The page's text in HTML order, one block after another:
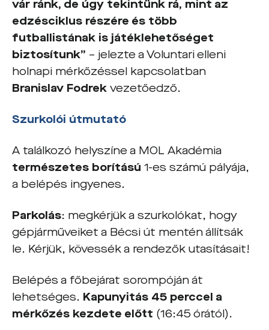
vár ránk, de úgy tekintünk rá, mint az
edzésciklus részére és több
futballistának is játéklehetőséget
biztosítunk” – jelezte a Voluntari elleni
holnapi mérkőzéssel kapcsolatban
Branislav Fodrek vezetőedző.
Szurkolói útmutató
A találkozó helyszíne a MOL Akadémia
természetes borítású 1-es számú pályája,
a belépés ingyenes.
Parkolás: megkérjük a szurkolókat, hogy
gépjárműveiket a Bécsi út mentén állítsák
le. Kérjük, kövessék a rendezők utasításait!
Belépés a főbejárat sorompóján át
lehetséges. Kapunyitás 45 perccel a
mérkőzés kezdete előtt (16:45 órától).